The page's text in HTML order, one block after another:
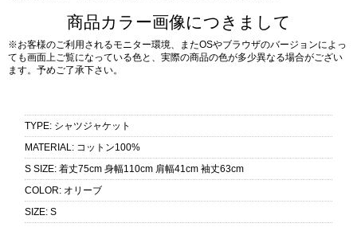
商品カラー画像につきまして
※お客様のご利用されるモニター環境、またOSやブラウザのバージョンによっ
ても画面上ご覧になっている色と、実際の商品の色が多少異なる場合がござい
ます。予めご了承下さい。
TYPE: シャツジャケット
MATERIAL : コットン100%
S SIZE: 着丈75cm 身幅110cm 肩幅41cm 袖丈63cm
COLOR: オリーブ
SIZE: S